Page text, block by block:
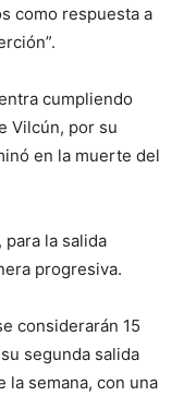
como respuesta a
cumpliendo
Vilcún, por su
en la muerte del
la salida
progresiva.
considerarán 15
segunda salida
la semana, con una